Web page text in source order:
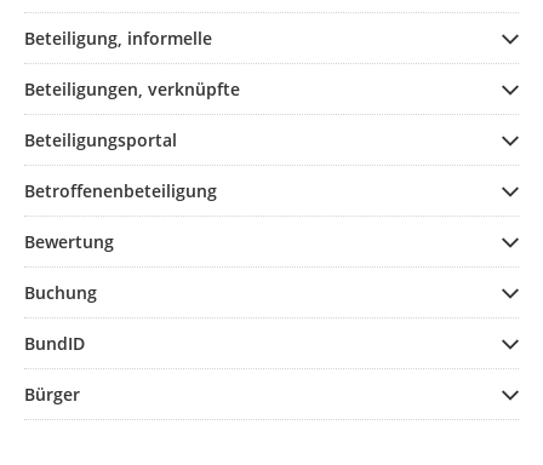
Beteiligung, informelle
Beteiligungen, verknüpfte
Beteiligungsportal
Betroffenenbeteiligung
Bewertung
Buchung
BundID
Bürger